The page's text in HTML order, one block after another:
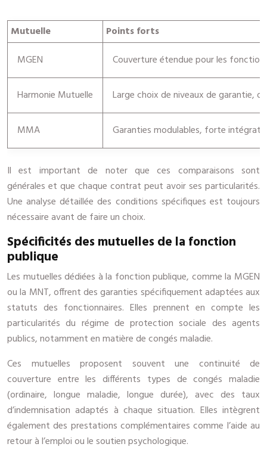
Mutuelle
Points forts
MGEN
Couverture étendue pour les
Harmonie Mutuelle Large choix de niveaux de garantie,
MMA Garanties modulables, forte
Il est important de noter que ces comparaisons sont
générales et que chaque contrat peut avoir ses particularités.
Une analyse détaillée des conditions spécifiques est toujours
nécessaire avant de faire un choix.
Spécificités des mutuelles de la fonction
publique
Les mutuelles dédiées à la fonction publique, comme la MGEN
ou la MNT, offrent des garanties spécifiquement adaptées aux
statuts des fonctionnaires. Elles prennent en compte les
particularités du régime de protection sociale des agents
publics, notamment en matière de congés maladie.
Ces mutuelles proposent souvent une continuité de
couverture entre les différents types de congés maladie
(ordinaire, longue maladie, longue durée), avec des taux
d’indemnisation adaptés à chaque situation. Elles intègrent
également des prestations complémentaires comme l’aide au
retour à l’emploi ou le soutien psychologique.